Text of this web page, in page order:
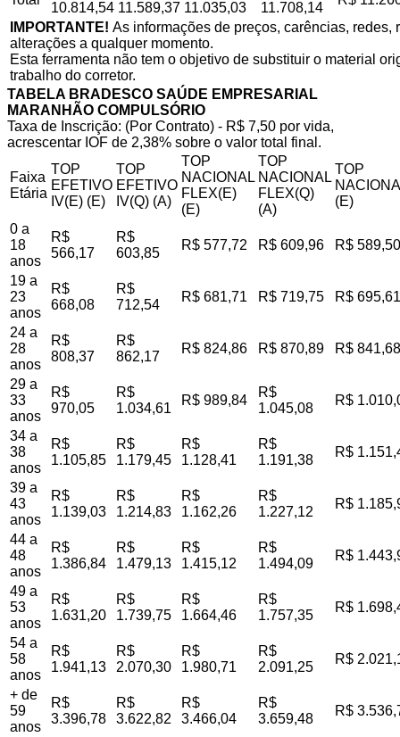
10.814,54 11.589,37 11.035,03
11.708,14
IMPORTANTE! As informações de preços, carências,
alterações a qualquer momento.
Esta ferramenta não tem o objetivo de substituir o material
trabalho do corretor.
TABELA BRADESCO SAÚDE EMPRESARIAL
MARANHÃO COMPULSÓRIO
Taxa de Inscrição: (Por Contrato) - R$ 7,50 por vida,
acrescentar IOF de 2,38% sobre o valor total final.
Faixa
Etária
TOP
EFETIVO
IV(E) (E)
TOP
EFETIVO
IV(Q) (A)
TOP
NACIONAL
FLEX(E)
(E)
TOP
NACIONAL
FLEX(Q)
(A)
TOP
(E)
0 a
18
anos
R$
566,17
R$
603,85
R$ 577,72 R$ 609,96 R$ 589,50
19 a
23
anos
R$
668,08
R$
712,54
R$ 681,71 R$ 719,75 R$ 695,61
24 a
28
anos
R$
808,37
R$
862,17
R$ 824,86 R$ 870,89 R$ 841,68
29 a
33
anos
R$
970,05
R$
1.034,61
R$ 989,84
R$
1.045,08
R$
34 a
38
anos
R$
1.105,85
R$
1.179,45
R$
1.128,41
R$
1.191,38
R$
39 a
43
anos
R$
1.139,03
R$
1.214,83
R$
1.162,26
R$
1.227,12
R$
44 a
48
anos
R$
1.386,84
R$
1.479,13
R$
1.415,12
R$
1.494,09
R$
49 a
53
anos
R$
1.631,20
R$
1.739,75
R$
1.664,46
R$
1.757,35
R$
54 a
58
anos
R$
1.941,13
R$
2.070,30
R$
1.980,71
R$
2.091,25
R$
+ de
59
anos
R$
3.396,78
R$
3.622,82
R$
3.466,04
R$
3.659,48
R$